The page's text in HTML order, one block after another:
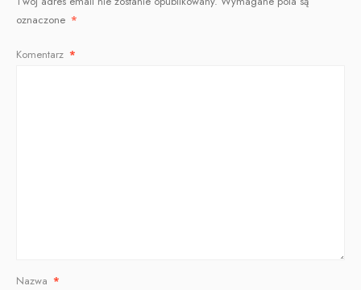
oznaczone *
Komentarz *
Nazwa *